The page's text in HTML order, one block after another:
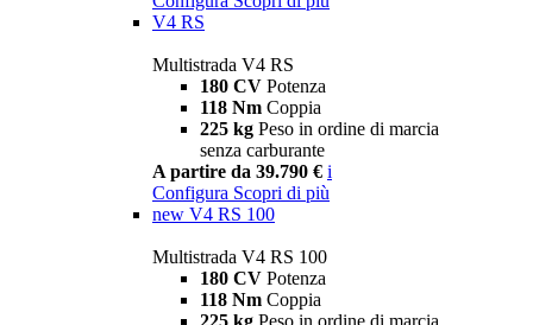
V4 RS
Multistrada V4 RS
180 CV Potenza
118 Nm Coppia
225 kg Peso in ordine di marcia
senza carburante
A partire da 39.790 € i
Configura Scopri di più
new V4 RS 100
Multistrada V4 RS 100
180 CV Potenza
118 Nm Coppia
225 kg Peso in ordine di marcia